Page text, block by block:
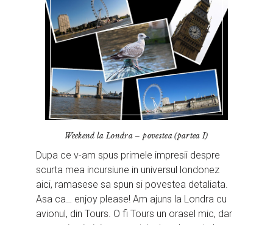
Weekend la Londra – povestea (partea I)
Dupa ce v-am spus primele impresii despre
scurta mea incursiune in universul londonez
aici, ramasese sa spun si povestea detaliata.
Asa ca… enjoy please! Am ajuns la Londra cu
avionul, din Tours. O fi Tours un orasel mic, dar